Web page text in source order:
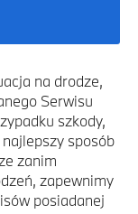
na drodze,
Serwisu
szkody,
sposób
zanim
zapewnimy
posiadanej